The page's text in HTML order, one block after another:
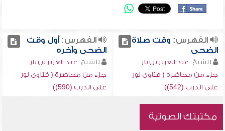
الفهرس: وقت صلاة
الضحى
للشيخ: عبد العزيز بن باز
جزء من محاضرة ( فتاوى نور
على الدرب (542))
الفهرس:أول وقت
الضحى وآخره
للشيخ: عبد العزيز بن باز
جزء من محاضرة ( فتاوى نور
على الدرب (590))
مكتبتك الصوتية